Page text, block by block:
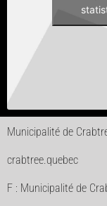
Municipalité de
crabtree.quebec
F : Municipalité de